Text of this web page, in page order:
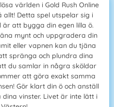
världen i Gold Rush Online
Detta spel utspelar sig i
att bygga din egen lilla ö.
mynt och uppgradera din
eller vapnen kan du tjäna
spränga och plundra dina
du samlar in några sköldar
att göra exakt samma
Gör klart din ö och anställ
vinster. Livet är inte lätt i